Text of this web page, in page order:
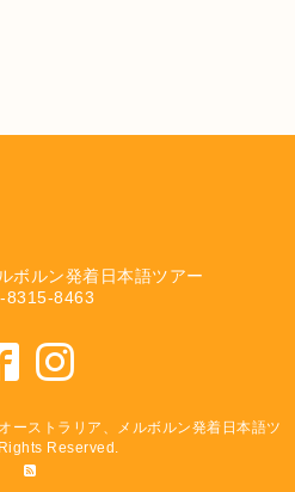
ボルン発着日本語ツアー
8315-8463
ーストラリア、メルボルン発着日本語ツ
Reserved.